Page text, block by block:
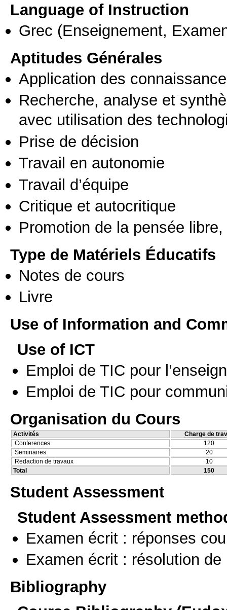
Language of Instruction
Grec (Enseignement,
Aptitudes Générales
Application des
Recherche, analyse et
avec utilisation des
Prise de décision
Travail en autonomie
Travail d’équipe
Critique et autocritique
Promotion de la pensée
Type de Matériels Éducatifs
Notes de cours
Livre
Use of Information and
Use of ICT
Emploi de TIC pour
Emploi de TIC pour
Organisation du Cours
Activités
Charge de
Conferences
120
Seminaires
20
Redaction de travaux
10
Total
150
Student Assessment
Student Assessment
Examen écrit : réponses
Examen écrit : résolution de
Bibliography